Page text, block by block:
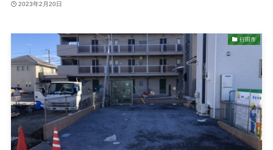
2023年2月20日
行田市